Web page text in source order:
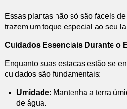
Essas plantas não só são fáceis
trazem um toque especial ao seu
Cuidados Essenciais Durante o
Enquanto suas estacas estão se
cuidados são fundamentais:
Umidade: Mantenha a terra
de água.